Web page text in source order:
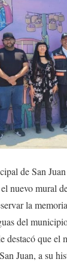
de San
nuevo mural
la
del
destacó que el
Juan, a su